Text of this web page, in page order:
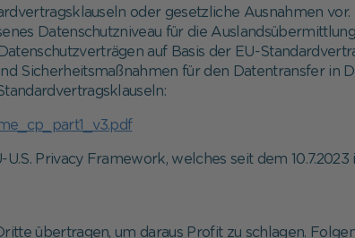
oder gesetzliche Ausnahmen
Datenschutzniveau für die
auf Basis der EU-
Sicherheitsmaßnahmen für den Datentransfer in
Privacy Framework, welches seit dem 10.7.2023
übertragen, um daraus Profit zu schlagen.